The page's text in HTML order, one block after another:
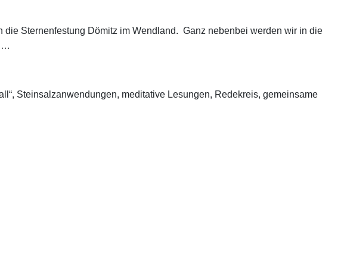
Sternenfestung Dömitz im Wendland. Ganz nebenbei werden wir in die
…
Steinsalzanwendungen, meditative Lesungen, Redekreis, gemeinsame